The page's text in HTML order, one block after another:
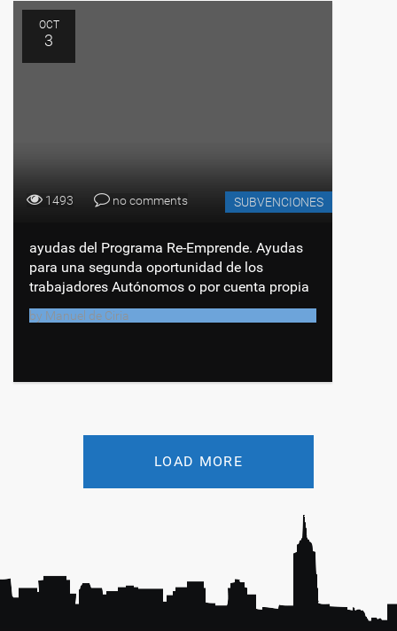
OCT
3
1493 no comments SUBVENCIONES
ayudas del Programa Re-Emprende. Ayudas
para una segunda oportunidad de los
trabajadores Autónomos o por cuenta propia
by Manuel de Ciria
LOAD MORE